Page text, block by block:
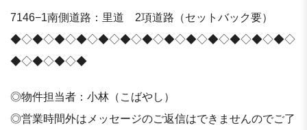
7146−1南側道路：里道 2項道路（セットバック要）
◆◇◆◇◆◇◆◇◆◇◆◇◆◇◆◇◆◇◆◇◆◇◆◇◆◇
◆◇◆◇◆◇◆
◎物件担当者：小林（こばやし）
◎営業時間外はメッセージのご返信はできませんのでご了